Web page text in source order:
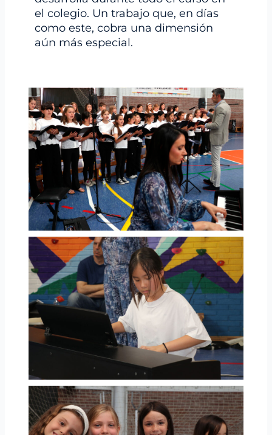
el colegio. Un trabajo que, en días
como este, cobra una dimensión
aún más especial.